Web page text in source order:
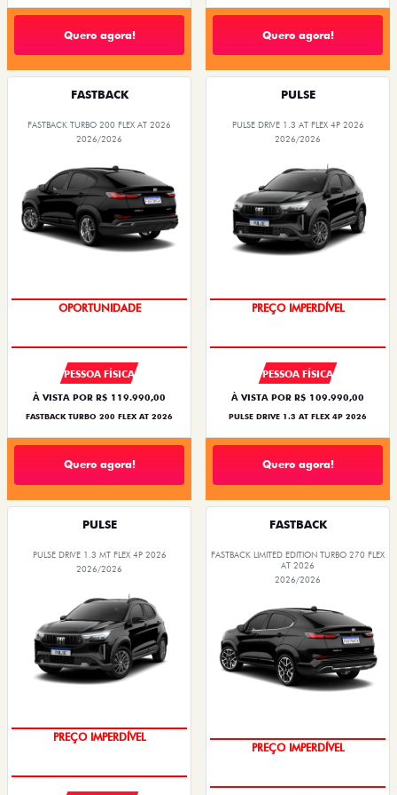
Quero agora! Quero agora!
FASTBACK
FASTBACK TURBO 200 FLEX AT 2026
2026/2026
OPORTUNIDADE
PESSOA FÍSICA
À VISTA POR R$ 119.990,00
FASTBACK TURBO 200 FLEX AT 2026
Quero agora!
PULSE
PULSE DRIVE 1.3 AT FLEX 4P 2026
2026/2026
PREÇO IMPERDÍVEL
BARATO DO BRASIL
PESSOA FÍSICA
À VISTA POR R$ 109.990,00
PULSE DRIVE 1.3 AT FLEX 4P 2026
Quero agora!
PULSE
PULSE DRIVE 1.3 MT FLEX 4P 2026
2026/2026
PREÇO IMPERDÍVEL
FASTBACK
FASTBACK LIMITED EDITION TURBO 270 FLEX
AT 2026
2026/2026
PREÇO IMPERDÍVEL